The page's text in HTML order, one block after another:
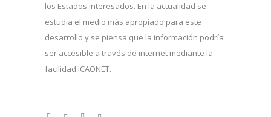
los Estados interesados. En la actualidad se
estudia el medio más apropiado para este
desarrollo y se piensa que la información podría
ser accesible a través de internet mediante la
facilidad ICAONET.